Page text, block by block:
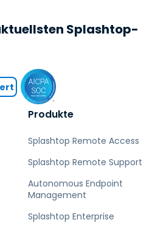
Produkte
Splashtop Remote Access
Splashtop Remote Support
Autonomous Endpoint
Management
Splashtop Enterprise
Splashtop-